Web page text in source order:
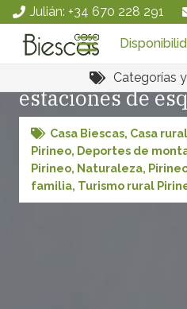
Julián: +34 670 228 291
Categorías
Las señales y
estaciones de
Casa Biescas, Casa
Pirineo, Deportes de
Pirineo, Naturaleza,
familia, Turismo rural